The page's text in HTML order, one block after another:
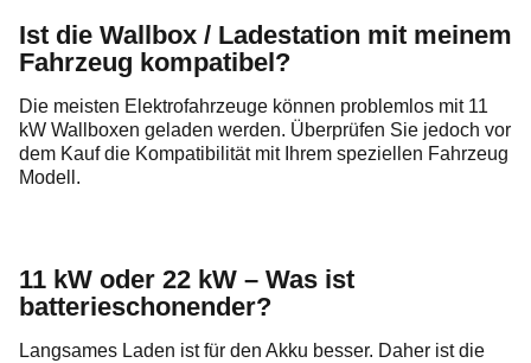
Ist die Wallbox / Ladestation mit meinem
Fahrzeug kompatibel?
Die meisten Elektrofahrzeuge können problemlos mit 11
kW Wallboxen geladen werden. Überprüfen Sie jedoch vor
dem Kauf die Kompatibilität mit Ihrem speziellen Fahrzeug
Modell.
11 kW oder 22 kW – Was ist
batterieschonender?
Langsames Laden ist für den Akku besser. Daher ist die